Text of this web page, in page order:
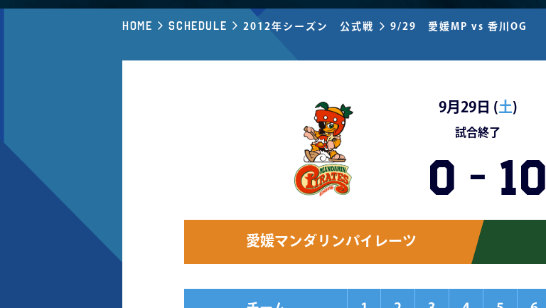
Home Schedule 2012年シーズン 公式戦 9/29 愛媛MP vs 香川OG
9月29日 (土)
試合終了
0 - 10
愛媛マンダリンパイレーツ